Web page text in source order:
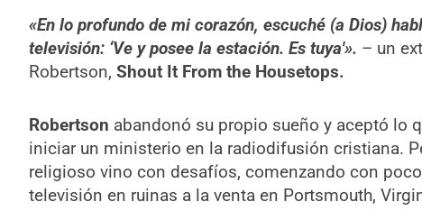
«En lo profundo de mi corazón, escuché (a Dios)
televisión: ‘Ve y posee la estación. Es tuya'». – un
Robertson, Shout It From the Housetops.
Robertson abandonó su propio sueño y aceptó lo
iniciar un ministerio en la radiodifusión cristiana.
religioso vino con desafíos, comenzando con
televisión en ruinas a la venta en Portsmouth,